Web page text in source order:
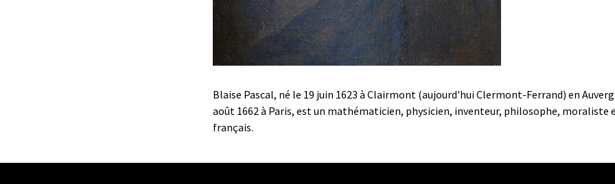
Blaise Pascal, né le 19 juin 1623 à Clairmont (aujourd'hui Clermont-Ferrand) en
août 1662 à Paris, est un mathématicien, physicien, inventeur, philosophe,
français.